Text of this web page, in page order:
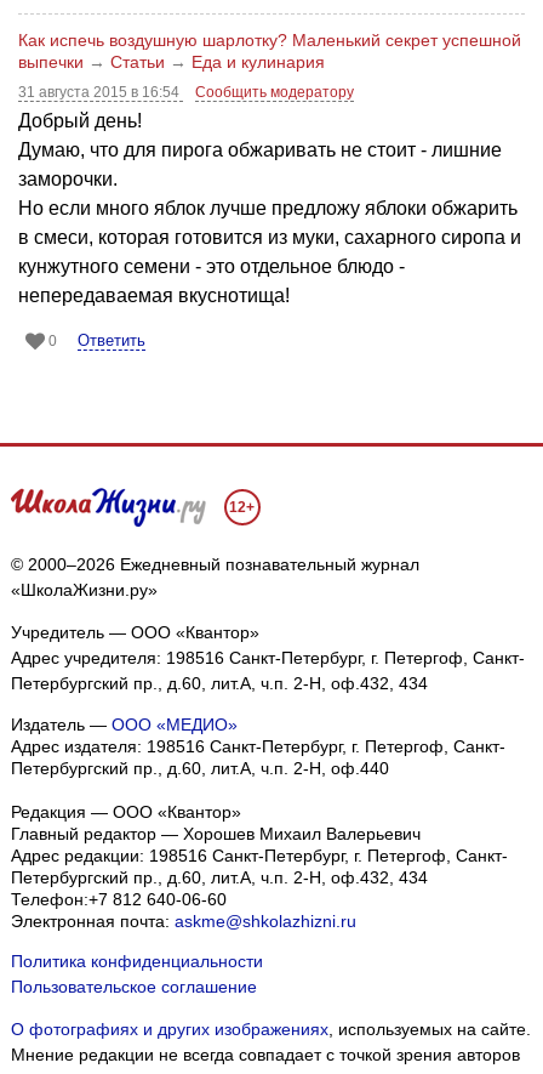
Как испечь воздушную шарлотку? Маленький секрет успешной
выпечки → Статьи → Еда и кулинария
31 августа 2015 в 16:54 Сообщить модератору
Добрый день!
Думаю, что для пирога обжаривать не стоит - лишние
заморочки.
Но если много яблок лучше предложу яблоки обжарить
в смеси, которая готовится из муки, сахарного сиропа и
кунжутного семени - это отдельное блюдо -
непередаваемая вкуснотища!
0 Ответить
12+
© 2000–2026 Ежедневный познавательный журнал
«ШколаЖизни.ру»
Учредитель — ООО «Квантор»
Адрес учредителя: 198516 Санкт-Петербург, г. Петергоф, Санкт-
Петербургский пр., д.60, лит.А, ч.п. 2-Н, оф.432, 434
Издатель — ООО «МЕДИО»
Адрес издателя: 198516 Санкт-Петербург, г. Петергоф, Санкт-
Петербургский пр., д.60, лит.А, ч.п. 2-Н, оф.440
Редакция — ООО «Квантор»
Главный редактор — Хорошев Михаил Валерьевич
Адрес редакции: 198516 Санкт-Петербург, г. Петергоф Санкт-
Петербургский пр., д.60, лит.А, ч.п. 2-Н, оф.432, 434
Телефон:+7 812 640-06-60
Электронная почта: askme@shkolazhizni.ru
Политика конфиденциальности
Пользовательское соглашение
О фотографиях и других изображениях, используемых на сайте.
Мнение редакции не всегда совпадает с точкой зрения авторов